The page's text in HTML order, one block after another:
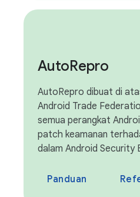
AutoRepro
AutoRepro dibuat di
Android Trade
semua perangkat
patch keamanan
dalam Android Security
Panduan